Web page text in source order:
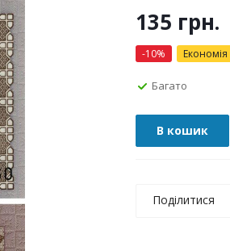
135 грн.
-10% Економія
Багато
В кошик
Поділитися